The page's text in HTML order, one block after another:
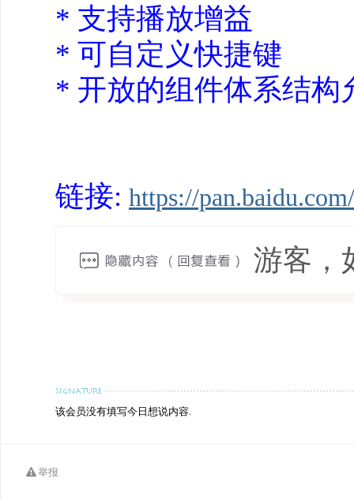
* 支持播放增益
* 可自定义快捷键
* 开放的组件体系结构
链接: https://
游客，
该会员没有填写今日想说内容.
举报